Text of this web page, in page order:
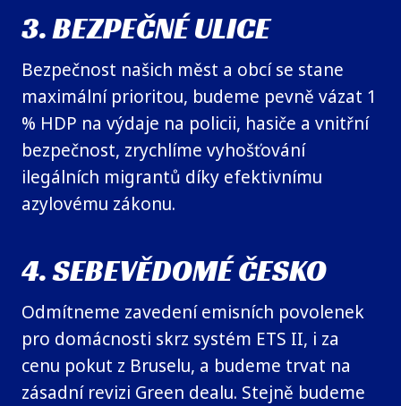
3. BEZPEČNÉ ULICE
Bezpečnost našich měst a obcí se stane
maximální prioritou, budeme pevně vázat 1
% HDP na výdaje na policii, hasiče a vnitřní
bezpečnost, zrychlíme vyhošťování
ilegálních migrantů díky efektivnímu
azylovému zákonu.
4. SEBEVĚDOMÉ ČESKO
Odmítneme zavedení emisních povolenek
pro domácnosti skrz systém ETS II, i za
cenu pokut z Bruselu, a budeme trvat na
zásadní revizi Green dealu. Stejně budeme